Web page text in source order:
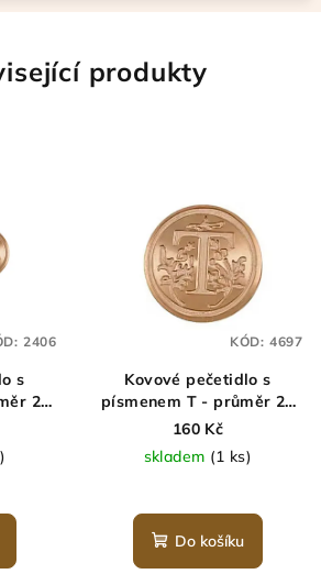
produkty
s
25
2406
Kovové pečetidlo s
písmenem T - průměr 25
mm
160 Kč
skladem (1 ks)
Do košíku
KÓD: 4697